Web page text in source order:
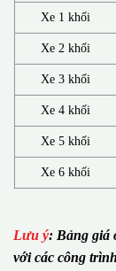
Xe 1 khối
Xe 2 khối
Xe 3 khối
Xe 4 khối
Xe 5 khối
Xe 6 khối
Lưu ý: Bảng giá
với các công